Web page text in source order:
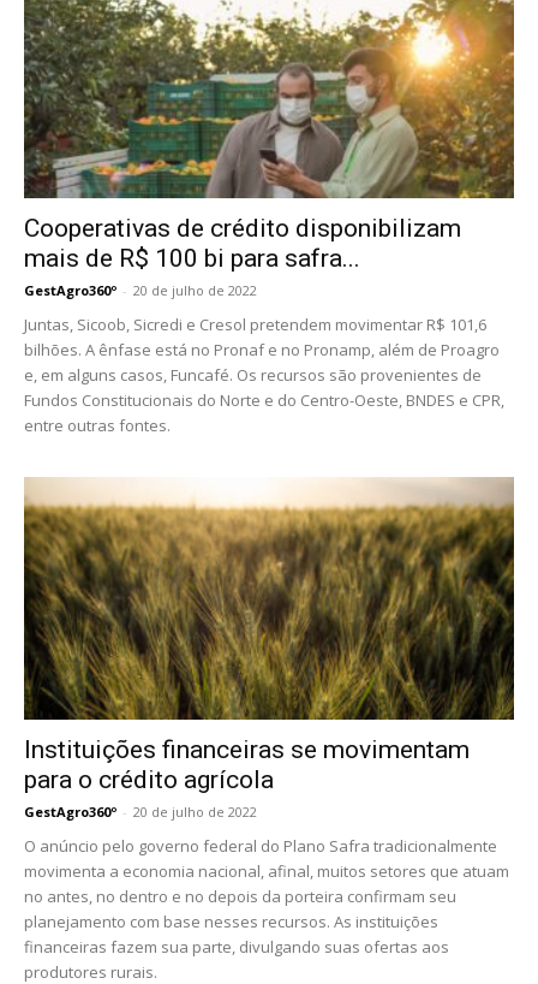
Cooperativas de crédito disponibilizam
mais de R$ 100 bi para safra...
GestAgro360º - 20 de julho de 2022
Juntas, Sicoob, Sicredi e Cresol pretendem movimentar R$ 101,6
bilhões. A ênfase está no Pronaf e no Pronamp, além de Proagro
e, em alguns casos, Funcafé. Os recursos são provenientes de
Fundos Constitucionais do Norte e do Centro-Oeste, BNDES e CPR,
entre outras fontes.
Instituições financeiras se movimentam
para o crédito agrícola
GestAgro360º - 20 de julho de 2022
O anúncio pelo governo federal do Plano Safra tradicionalmente
movimenta a economia nacional, afinal, muitos setores que atuam
no antes, no dentro e no depois da porteira confirmam seu
planejamento com base nesses recursos. As instituições
financeiras fazem sua parte, divulgando suas ofertas aos
produtores rurais.